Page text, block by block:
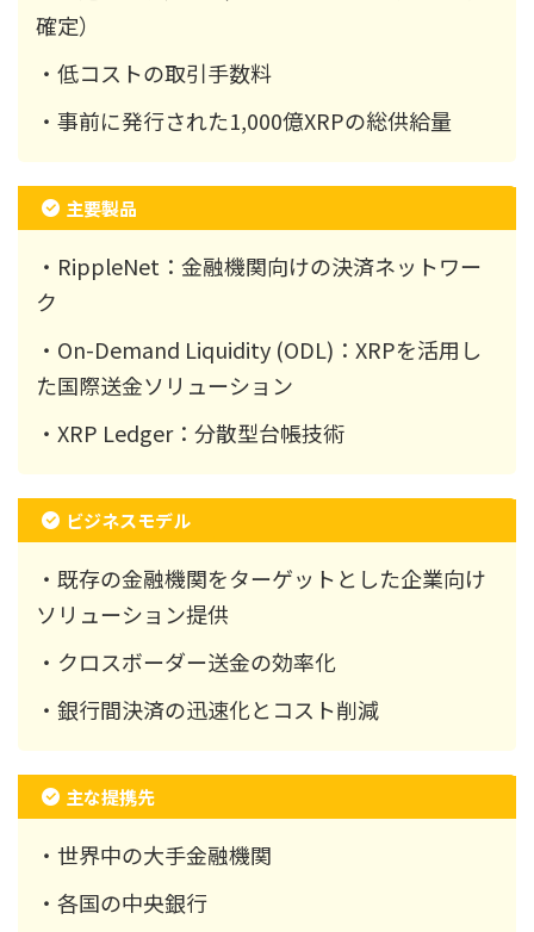
確定）
・低コストの取引手数料
・事前に発行された1,000億XRPの総供給量
主要製品
・RippleNet：金融機関向けの決済ネットワー
ク
・On-Demand Liquidity (ODL)：XRPを活用し
た国際送金ソリューション
・XRP Ledger：分散型台帳技術
ビジネスモデル
・既存の金融機関をターゲットとした企業向け
ソリューション提供
・クロスボーダー送金の効率化
・銀行間決済の迅速化とコスト削減
主な提携先
・世界中の大手金融機関
・各国の中央銀行